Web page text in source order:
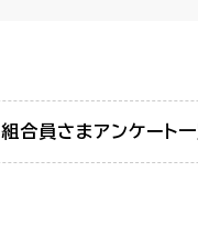
組合員さまアンケート